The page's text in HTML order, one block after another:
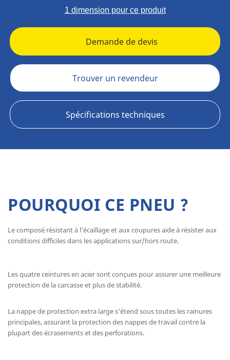
1 dimension pour ce produit
Demande de devis
Trouver un revendeur
Spécifications techniques
POURQUOI CE PNEU ?
Le composé résistant à l'écaillage et aux coupures aide à résister aux
conditions difficiles dans les applications sur/hors route.
Les quatre ceintures en acier sont conçues pour assurer une meilleure
protection de la carcasse et plus de stabilité.
La nappe de protection extra large s'étend sous toutes les rainures
principales, assurant la protection des nappes de travail contre la
plupart des écrasements et des perforations.